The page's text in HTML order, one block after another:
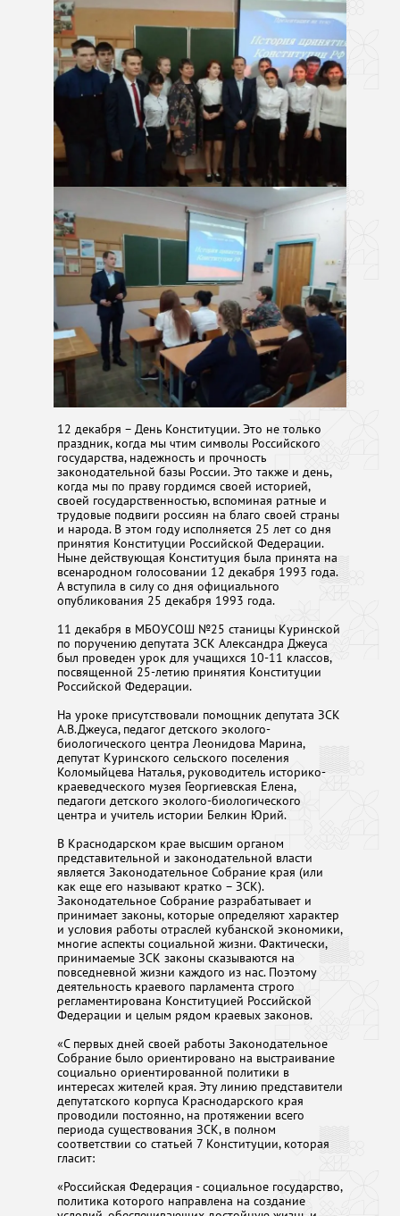
12 декабря – День Конституции. Это не только
праздник, когда мы чтим символы Российского
государства, надежность и прочность
законодательной базы России. Это также и день,
когда мы по праву гордимся своей историей,
своей государственностью, вспоминая ратные и
трудовые подвиги россиян на благо своей страны
и народа. В этом году исполняется 25 лет со дня
принятия Конституции Российской Федерации.
Ныне действующая Конституция была принята на
всенародном голосовании 12 декабря 1993 года.
А вступила в силу со дня официального
опубликования 25 декабря 1993 года.
11 декабря в МБОУСОШ №25 станицы Куринской
по поручению депутата ЗСК Александра Джеуса
был проведен урок для учащихся 10-11 классов,
посвященной 25-летию принятия Конституции
Российской Федерации.
На уроке присутствовали помощник депутата ЗСК
А.В.Джеуса, педагог детского эколого-
биологического центра Леонидова Марина,
депутат Куринского сельского поселения
Коломыйцева Наталья, руководитель историко-
краеведческого музея Георгиевская Елена,
педагоги детского эколого-биологического
центра и учитель истории Белкин Юрий.
В Краснодарском крае высшим органом
представительной и законодательной власти
является Законодательное Собрание края (или
как еще его называют кратко – ЗСК).
Законодательное Собрание разрабатывает и
принимает законы, которые определяют характер
и условия работы отраслей кубанской экономики,
многие аспекты социальной жизни. Фактически,
принимаемые ЗСК законы сказываются на
повседневной жизни каждого из нас. Поэтому
деятельность краевого парламента строго
регламентирована Конституцией Российской
Федерации и целым рядом краевых законов.
«С первых дней своей работы Законодательное
Собрание было ориентировано на выстраивание
социально ориентированной политики в
интересах жителей края. Эту линию представители
депутатского корпуса Краснодарского края
проводили постоянно, на протяжении всего
периода существования ЗСК, в полном
соответствии со статьей 7 Конституции, которая
гласит:
«Российская Федерация - социальное государство,
политика которого направлена на создание